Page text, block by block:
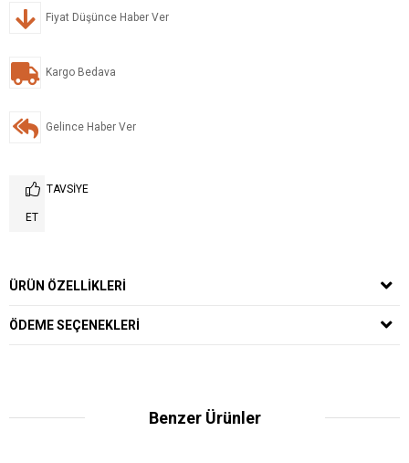
Fiyat Düşünce Haber Ver
Kargo Bedava
Gelince Haber Ver
TAVSIYE
ET
ÜRÜN ÖZELLIKLERI
ÖDEME SEÇENEKLERI
Benzer Ürünler